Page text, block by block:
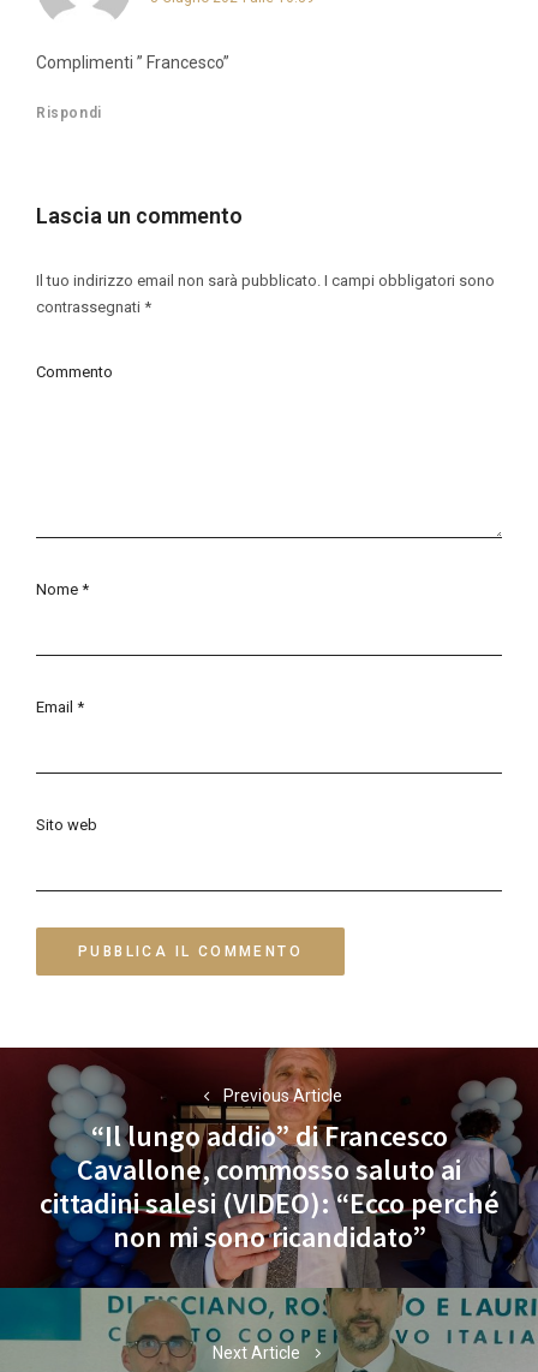
Complimenti ” Francesco”
Rispondi
Lascia un commento
Il tuo indirizzo email non sarà pubblicato. I campi obbligatori sono
contrassegnati *
Commento
Nome *
Email *
Sito web
Navigazione
articoli
Previous Article
Previous
post:
“Il lungo addio” di Francesco
Cavallone, commosso saluto ai
cittadini salesi (VIDEO): “Ecco perché
non mi sono ricandidato”
Next Article